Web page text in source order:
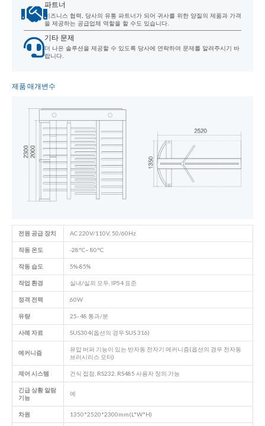
파트너
비즈니스 협력, 당사의 유통 파트너가 되어 귀사를 위한 양질의 제품과 가격
을 제공하는 공급업체 역할을 할 수도 있습니다.
기타 문제
더 나은 솔루션을 제공할 수 있도록 당사에 연락하여 문제를 알려주시기 바
랍니다.
제품 매개변수
전원 공급 장치 AC 220V/110V, 50/60Hz
작동 온도 -28°C~ 80°C
작동 습도 5%-85%
작업 환경 실내/실외 모두, IP54 표준
정격 전력 60W
유량 25- 48 통과/분
사례 자료 SUS304(옵션의 경우 SUS 316)
메커니즘
유압 버퍼 기능이 있는 반자동 전자기 메커니즘(옵션의 경우 전자동
브러시리스 모터)
제어 시스템 건식 접점, RS232, RS485 사용자 정의 가능
긴급 상황 알람
기능
예
차원 1350*2520*2300mm(L*W*H)